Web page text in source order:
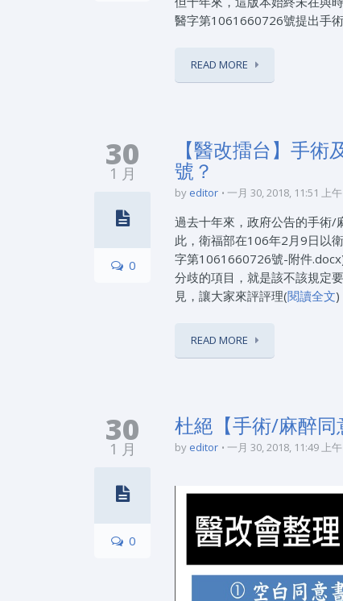
醫字第1061660726號提出手
READ MORE
30
1 月
0
【醫改擂台】手
號？
by editor 一月 30, 2018, 11:51 上午
過去十年來，政府公告的手術/
此，衛福部在106年2月9日以
字第1061660726號-附件
分歧的項目，就是該不該規定
見，讓大家來評評理(閱讀全文)
READ MORE
30
1 月
0
杜絕【手術/麻醉
by editor 一月 30, 2018, 11:49 上午